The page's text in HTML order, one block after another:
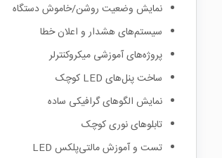
نمایش وضعیت روشن/خاموش دستگاه
سیستم‌های هشدار و اعلان خطا
پروژه‌های آموزشی میکروکنترلر
ساخت پنل‌های LED کوچک
نمایش الگوهای گرافیکی ساده
تابلوهای نوری کوچک
تست و آموزش مالتی‌پلکس LED